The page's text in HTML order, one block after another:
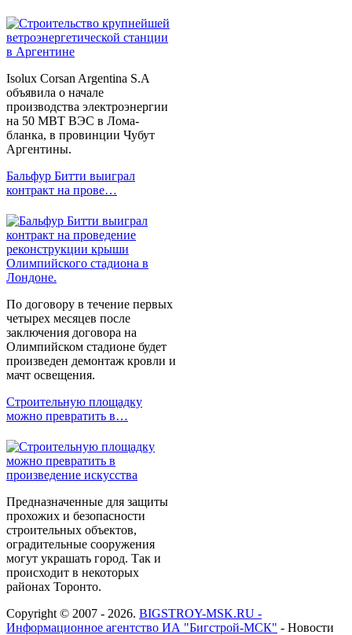
Isolux Corsan Argentina S.A
объявила о начале
производства электроэнергии
на 50 МВТ ВЭС в Лома-
бланка, в провинции Чубут
Аргентины.
Бальфур Битти выиграл
контракт на прове…
По договору в течение первых
четырех месяцев после
заключения договора на
Олимпийском стадионе будет
произведен демонтаж кровли и
мачт освещения.
Строительную площадку
можно превратить в…
Предназначенные для защиты
прохожих и безопасности
строительных объектов,
оградительные сооружения
могут украшать город. Так и
происходит в некоторых
районах Торонто.
Copyright © 2007 - 2026. BIGSTROY-MSK.RU -
Информационное агентство ИА "Бигстрой-МСК" - Новости